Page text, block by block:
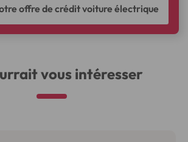
offre de crédit voiture électrique
vous intéresser